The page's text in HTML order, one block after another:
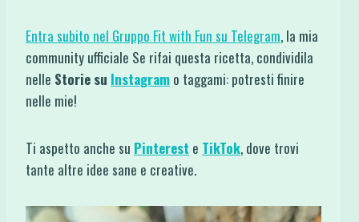
Entra subito nel Gruppo Fit with Fun su Telegram, la mia
community ufficiale Se rifai questa ricetta, condividila
nelle Storie su Instagram o taggami: potresti finire
nelle mie!
Ti aspetto anche su Pinterest e TikTok, dove trovi
tante altre idee sane e creative.